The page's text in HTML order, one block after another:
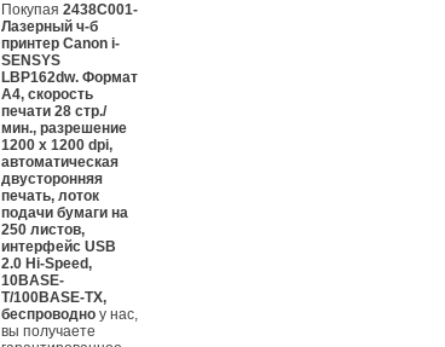
Покупая 2438C001-
Лазерный ч-б
принтер Canon i-
SENSYS
LBP162dw. Формат
А4, скорость
печати 28 стр./
мин., разрешение
1200 х 1200 dpi,
автоматическая
двусторонняя
печать, лоток
подачи бумаги на
250 листов,
интерфейс USB
2.0 Hi-Speed,
10BASE-
T/100BASE-TX,
беспроводно у нас,
вы получаете